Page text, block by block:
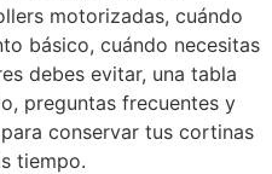
motorizadas, cuándo
básico, cuándo necesitas
debes evitar, una tabla
preguntas frecuentes y
conservar tus cortinas
tiempo.